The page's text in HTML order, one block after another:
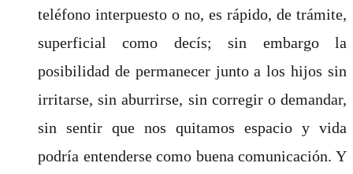
teléfono interpuesto o no, es rápido, de trámite,
superficial como decís; sin embargo la
posibilidad de permanecer junto a los hijos sin
irritarse, sin aburrirse, sin corregir o demandar,
sin sentir que nos quitamos espacio y vida
podría entenderse como buena comunicación. Y